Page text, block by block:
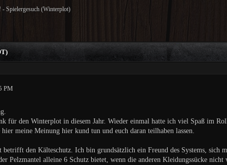
- Spielergesuch (Winterplot)
PM
für den Winterplot in diesem Jahr. Wieder einmal hatte ich viel Spaß im
meine Meinung hier kund tun und euch daran teilhaben lassen.
den Kälteschutz. Ich bin grundsätzlich ein Freund des Systems, sich
Pelzmantel alleine 6 Schutz bietet, wenn die anderen Kleidungssücke